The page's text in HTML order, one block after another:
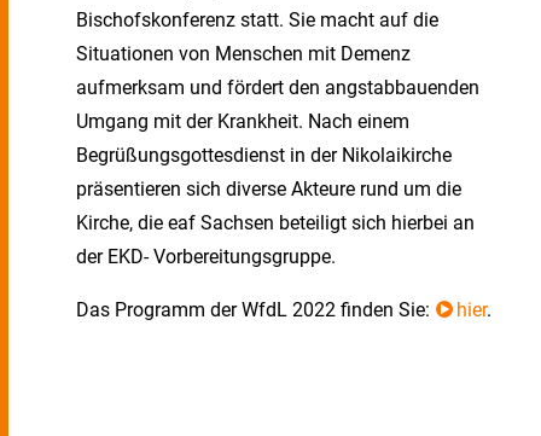
Bischofskonferenz statt. Sie macht auf die
Situationen von Menschen mit Demenz
aufmerksam und fördert den angstabbauenden
Umgang mit der Krankheit. Nach einem
Begrüßungsgottesdienst in der Nikolaikirche
präsentieren sich diverse Akteure rund um die
Kirche, die eaf Sachsen beteiligt sich hierbei an
der EKD- Vorbereitungsgruppe.
Das Programm der WfdL 2022 finden Sie: hier.